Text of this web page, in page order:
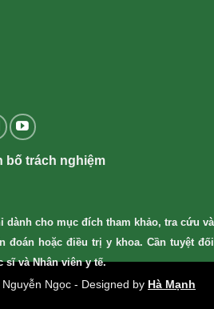
bố trách nghiệm
dành cho mục đích tham khảo, tra cứu và
đoán hoặc điều trị y khoa. Cần tuyệt đối
sĩ và Nhân viên y tế.
Ngọc - Designed by Hà Mạnh